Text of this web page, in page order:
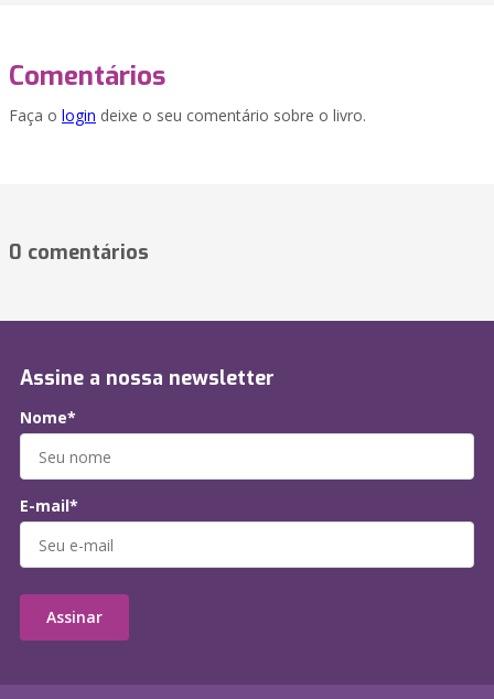
Comentários
Faça o login deixe o seu comentário sobre o livro.
0 comentários
Assine a nossa newsletter
Nome*
E-mail*
Assinar